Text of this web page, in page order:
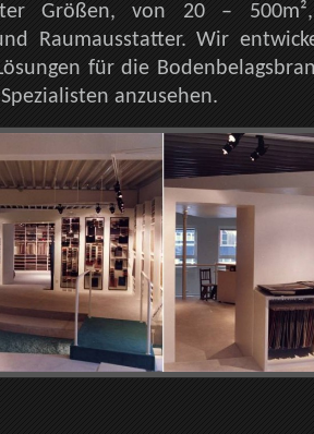
Größen, von 20 –
Raumausstatter. Wir
für die
anzusehen.